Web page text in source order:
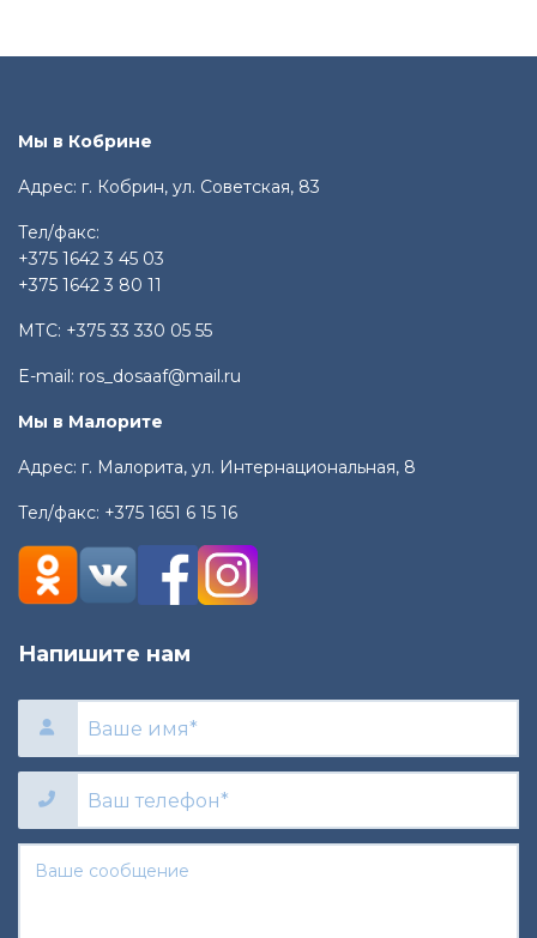
Мы в Кобрине
Адрес: г. Кобрин, ул. Советская, 83
Тел/факс:
+375 1642 3 45 03
+375 1642 3 80 11
МТС: +375 33 330 05 55
E-mail: ros_dosaaf@mail.ru
Мы в Малорите
Адрес: г. Малорита, ул. Интернациональная, 8
Тел/факс: +375 1651 6 15 16
Напишите нам